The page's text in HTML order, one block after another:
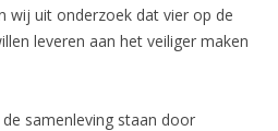
wij uit onderzoek dat vier op de
leveren aan het veiliger maken
samenleving staan door